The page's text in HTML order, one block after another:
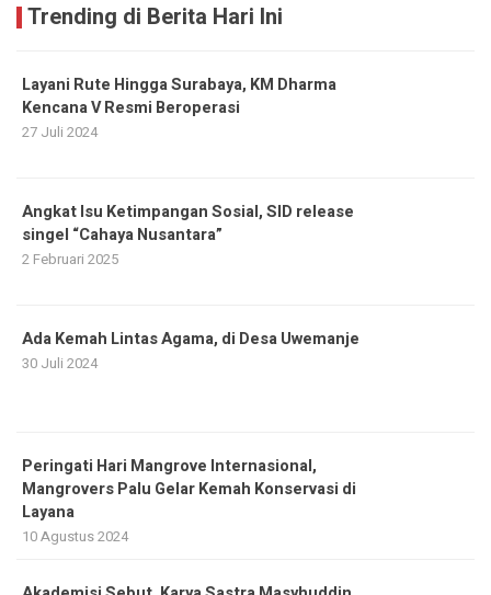
Trending di Berita Hari Ini
Layani Rute Hingga Surabaya, KM Dharma
Kencana V Resmi Beroperasi
27 Juli 2024
Angkat Isu Ketimpangan Sosial, SID release
singel “Cahaya Nusantara”
2 Februari 2025
Ada Kemah Lintas Agama, di Desa Uwemanje
30 Juli 2024
Peringati Hari Mangrove Internasional,
Mangrovers Palu Gelar Kemah Konservasi di
Layana
10 Agustus 2024